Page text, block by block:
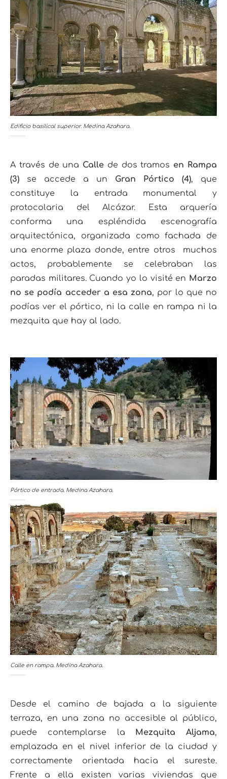
Edificio basilical superior. Medina Azahara.
A través de una Calle de dos tramos en Rampa
(3) se accede a un Gran Pórtico (4), que
constituye la entrada monumental y
protocolaria del Alcázar. Esta arquería
conforma una espléndida escenografía
arquitectónica, organizada como fachada de
una enorme plaza donde, entre otros muchos
actos, probablemente se celebraban las
paradas militares. Cuando yo lo visité en Marzo
no se podía acceder a esa zona, por lo que no
podías ver el pórtico, ni la calle en rampa ni la
mezquita que hay al lado.
Pórtico de entrada. Medina Azahara.
Calle en rampa. Medina Azahara.
Desde el camino de bajada a la siguiente
terraza, en una zona no accesible al público,
puede contemplarse la Mezquita Aljama,
emplazada en el nivel inferior de la ciudad y
correctamente orientada hacia el sureste.
Frente a ella existen varias viviendas que